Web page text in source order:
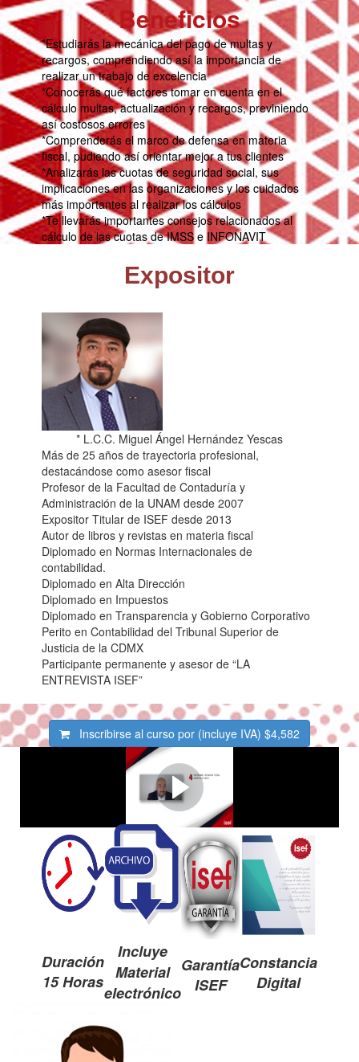
Beneficios
*Estudiarás la mecánica del pago de multas y
recargos, comprendiendo así la importancia de
realizar un trabajo de excelencia
*Conocerás qué factores tomar en cuenta en el
cálculo multas, actualización y recargos, previniendo
así costosos errores
*Comprenderás el marco de defensa en materia
fiscal, pudiendo así orientar mejor a tus clientes
*Analizarás las cuotas de seguridad social, sus
implicaciones en las organizaciones y los cuidados
más importantes al realizar los cálculos
*Te llevarás importantes consejos relacionados al
cálculo de las cuotas de IMSS e INFONAVIT
Expositor
* L.C.C. Miguel Ángel Hernández Yescas
Más de 25 años de trayectoria profesional,
destacándose como asesor fiscal
Profesor de la Facultad de Contaduría y
Administración de la UNAM desde 2007
Expositor Titular de ISEF desde 2013
Autor de libros y revistas en materia fiscal
Diplomado en Normas Internacionales de
contabilidad.
Diplomado en Alta Dirección
Diplomado en Impuestos
Diplomado en Transparencia y Gobierno Corporativo
Perito en Contabilidad del Tribunal Superior de
Justicia de la CDMX
Participante permanente y asesor de “LA
ENTREVISTA ISEF”
Inscribirse al curso por (incluye IVA) $4,582
Aumenta tu productividad -
Velocidades 1,5x y 2x
Duración
15 Horas
Incluye
Material
electrónico
Garantía
ISEF
Constancia
Digital